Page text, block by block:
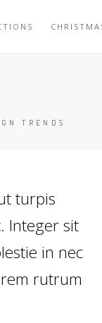
TRENDS
turpis
Integer sit
in nec
rutrum